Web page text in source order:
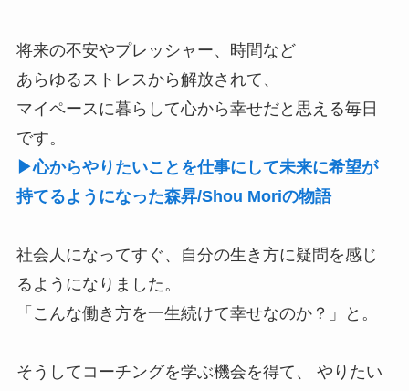
将来の不安やプレッシャー、時間など
あらゆるストレスから解放されて、
マイペースに暮らして心から幸せだと思える毎日
です。
▶心からやりたいことを仕事にして未来に希望が
持てるようになった森昇/Shou Moriの物語
社会人になってすぐ、自分の生き方に疑問を感じ
るようになりました。
「こんな働き方を一生続けて幸せなのか？」と。
そうしてコーチングを学ぶ機会を得て、 やりたい